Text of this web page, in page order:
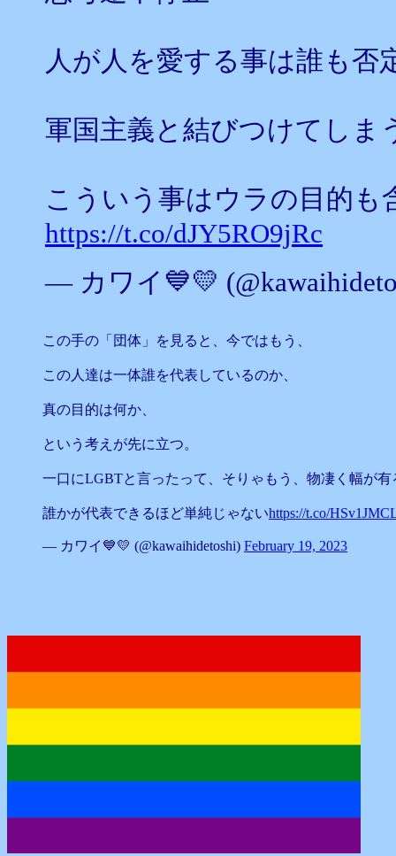
人が人を愛する事は誰も否
軍国主義と結びつけてしま
こういう事はウラの目的も
https://t.co/dJY5RO9jRc
— カワイ💙💛
この手の「団体」を見ると、今ではもう、
この人達は一体誰を代表しているのか、
真の目的は何か、
という考えが先に立つ。
一口にLGBTと言ったって、そりゃもう、物凄く幅が有
誰かが代表できるほど単純じゃないhttps://t.co/
— カワイ💙💛 (@kawaihidetoshi) February 19, 2023